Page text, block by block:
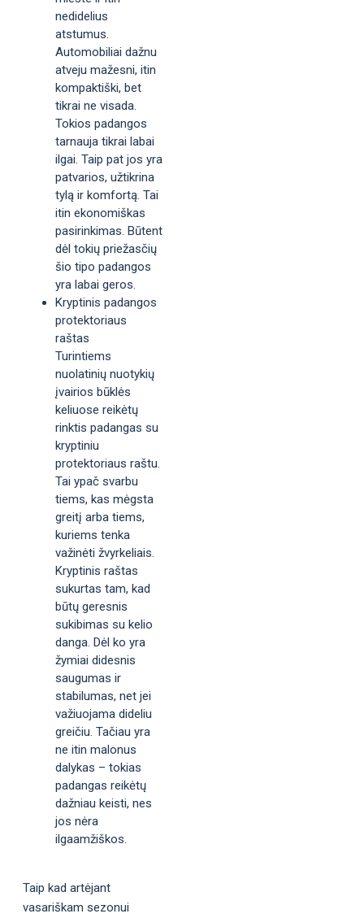
nedidelius
atstumus.
Automobiliai dažnu
atveju mažesni, itin
kompaktiški, bet
tikrai ne visada.
Tokios padangos
tarnauja tikrai labai
ilgai. Taip pat jos yra
patvarios, užtikrina
tylą ir komfortą. Tai
itin ekonomiškas
pasirinkimas. Būtent
dėl tokių priežasčių
šio tipo padangos
yra labai geros.
Kryptinis padangos
protektoriaus
raštas
Turintiems
nuolatinių nuotykių
įvairios būklės
keliuose reikėtų
rinktis padangas su
kryptiniu
protektoriaus raštu.
Tai ypač svarbu
tiems, kas mėgsta
greitį arba tiems,
kuriems tenka
važinėti žvyrkeliais.
Kryptinis raštas
sukurtas tam, kad
būtų geresnis
sukibimas su kelio
danga. Dėl ko yra
žymiai didesnis
saugumas ir
stabilumas, net jei
važiuojama dideliu
greičiu. Tačiau yra
ne itin malonus
dalykas – tokias
padangas reikėtų
dažniau keisti, nes
jos nėra
ilgaamžiškos.
Taip kad artėjant
vasariškam sezonui